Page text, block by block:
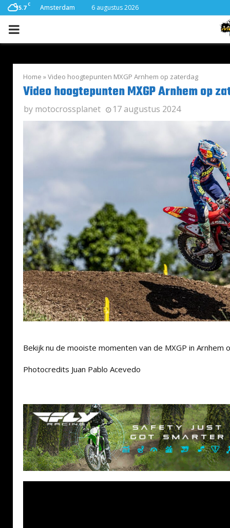
15.7 C Amsterdam 6 augustus 2026
PRIMARY
Home »Video hoogtepunten MXGP Arnhem op zaterdag
Video hoogtepunten MXGP Arnhem op
by motocrossplanet 17 augustus 2024
Bekijk nu de mooiste momenten van de MXGP in Arnhem
Photocredits Juan Pablo Acevedo